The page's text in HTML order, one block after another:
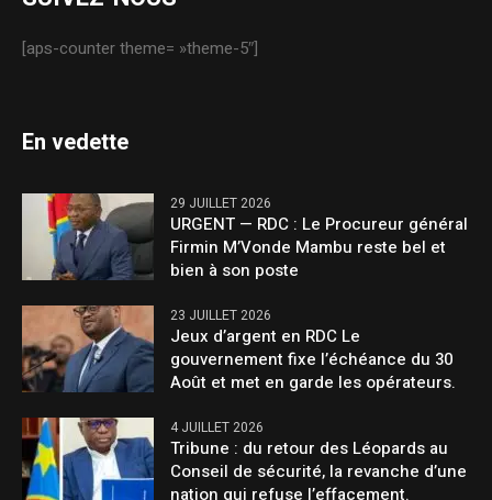
[aps-counter theme= »theme-5″]
En vedette
29 JUILLET 2026
URGENT — RDC : Le Procureur général
Firmin M’Vonde Mambu reste bel et
bien à son poste
23 JUILLET 2026
Jeux d’argent en RDC Le
gouvernement fixe l’échéance du 30
Août et met en garde les opérateurs.
4 JUILLET 2026
Tribune : du retour des Léopards au
Conseil de sécurité, la revanche d’une
nation qui refuse l’effacement.